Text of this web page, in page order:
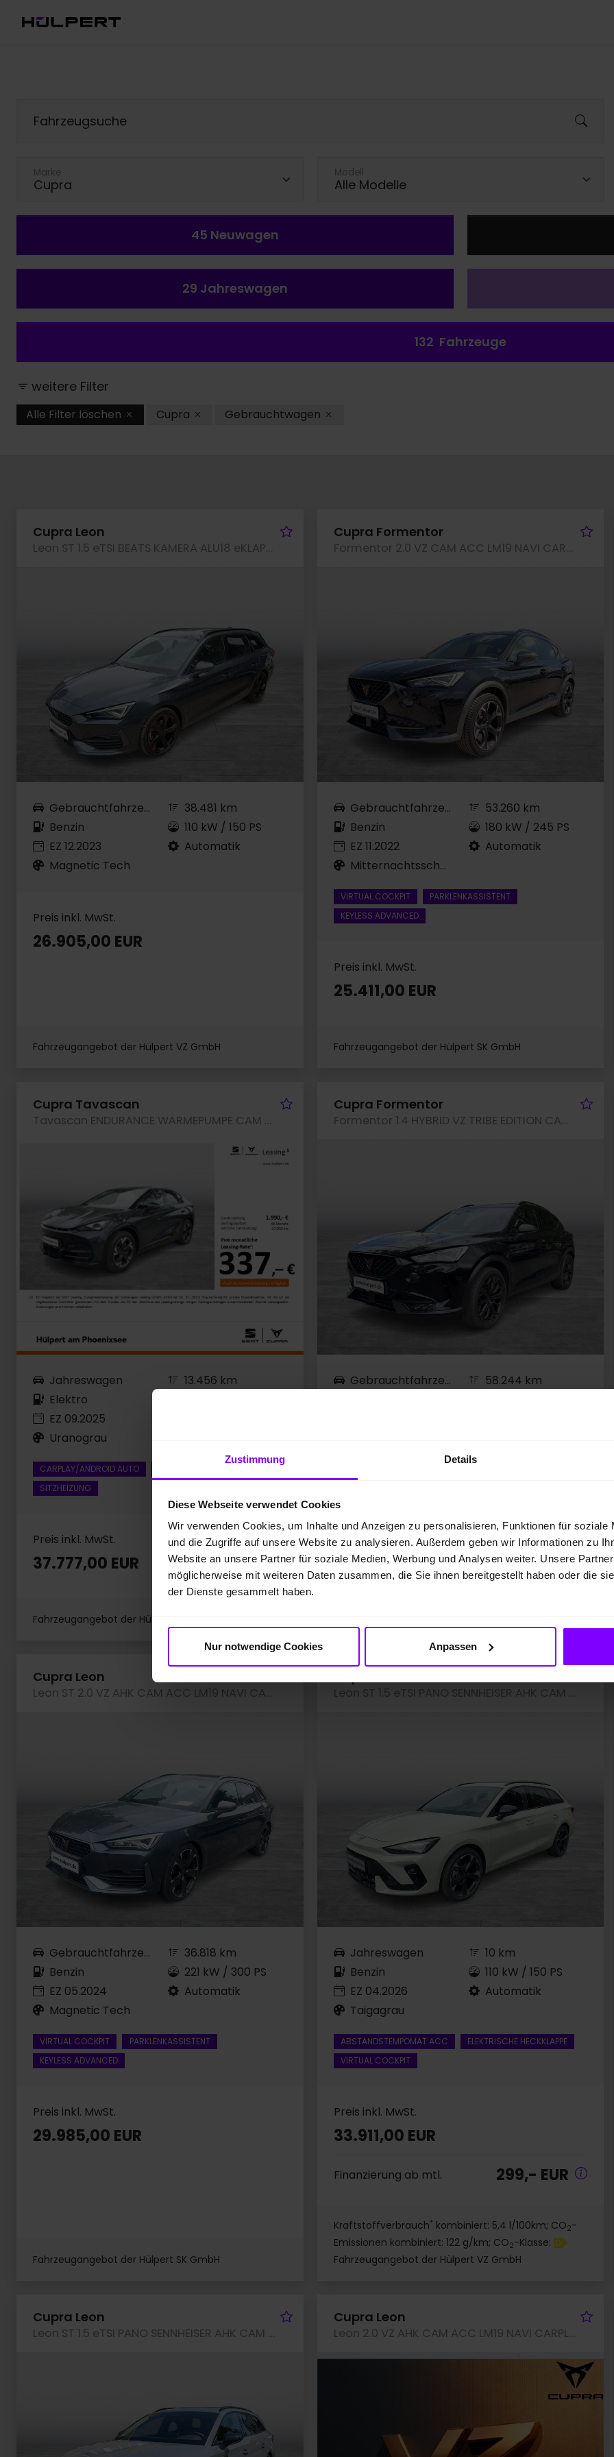
Zustimmung Details
Diese Webseite verwendet Cookies
Wir verwenden Cookies, um Inhalte und Anzeigen zu personalisieren, Funktionen für soziale
und die Zugriffe auf unsere Website zu analysieren. Außerdem geben wir Informationen zu
Website an unsere Partner für soziale Medien, Werbung und Analysen weiter. Unsere
möglicherweise mit weiteren Daten zusammen, die Sie ihnen bereitgestellt haben oder die
der Dienste gesammelt haben.
Nur notwendige Cookies Anpassen
Fahrzeugsuche
Marke Modell
45 Neuwagen
29 Jahreswagen
132 Fahrzeuge
weitere Filter
Alle Filter löschen Cupra Gebrauchtwagen
Cupra Leon
Leon ST 1.5 eTSI BEATS KAMERA ALU18 eKLAPPE NAVI
Fahrzeug merken
Gebrauchtfahrzeug
Benzin
EZ 12.2023
Magnetic Tech
38.481 km
110 kW / 150 PS
Automatik
Preis inkl. MwSt.
26.905,00 EUR
Fahrzeugangebot der Hülpert VZ GmbH
Cupra Formentor
Formentor 2.0 VZ CAM ACC LM19 NAVI CARPLAY
Gebrauchtfahrzeug
Benzin
EZ 11.2022
Mitternachtsschwarz
53.260 km
180 kW / 245 PS
Automatik
VIRTUAL COCKPIT
PARKLENKASSISTENT
KEYLESS ADVANCED
Preis inkl. MwSt.
25.411,00 EUR
Fahrzeugangebot der Hülpert SK GmbH
Cupra Tavascan
Tavascan ENDURANCE WÄRMEPUMPE CAM ACC LM19
Fahrzeug merken
Jahreswagen
Elektro
EZ 09.2025
Uranograu
13.456 km
CARPLAY/ANDROID AUTO
SITZHEIZUNG
Preis inkl. MwSt.
37.777,00 EUR
Fahrzeugangebot der Hülpert SK GmbH
Cupra Formentor
Formentor 1.4 HYBRID VZ TRIBE EDITION CAM LM19
Gebrauchtfahrzeug
58.244 km
Preis inkl. MwSt.
25.411,00 EUR
Cupra Leon
Gebrauchtfahrzeug
Benzin
EZ 05.2024
Magnetic Tech
36.818 km
221 kW / 300 PS
Automatik
VIRTUAL COCKPIT
PARKLENKASSISTENT
KEYLESS ADVANCED
Preis inkl. MwSt.
29.985,00 EUR
Fahrzeugangebot der Hülpert SK GmbH
Jahreswagen
Benzin
EZ 04.2026
Taigagrau
10 km
110 kW / 150 PS
Automatik
ABSTANDSTEMPOMAT ACC
ELEKTRISCHE HECKKLAPPE
VIRTUAL COCKPIT
Preis inkl. MwSt.
33.911,00 EUR
Finanzierung ab mtl. 299,- EUR
Kraftstoffverbrauch* kombiniert: 5,4 l/100km; CO2-
Emissionen kombiniert: 122 g/km; CO2-Klasse: D
Fahrzeugangebot der Hülpert VZ GmbH
Cupra Leon
Leon ST 1.5 eTSI PANO SENNHEISER AHK CAM LM18
Fahrzeug merken
Cupra Leon
Leon 2.0 VZ AHK CAM ACC LM19 NAVI CARPLAY